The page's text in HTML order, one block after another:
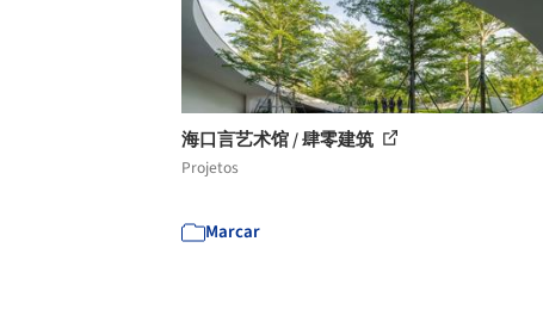
海口言艺术馆 / 肆零建筑
Projetos
Marcar